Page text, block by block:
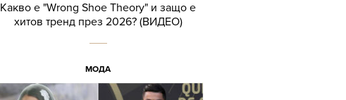
Какво е "Wrong Shoe Theory" и защо е
хитов тренд през 2026? (ВИДЕО)
МОДА